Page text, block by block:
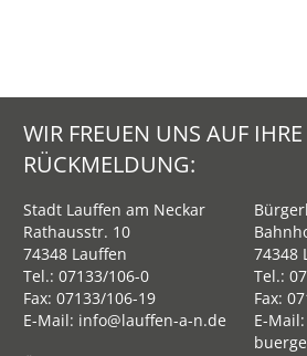
WIR FREUEN UNS AUF IHRE
RÜCKMELDUNG:
Stadt Lauffen am Neckar
Rathausstr. 10
74348 Lauffen
Tel.: 07133/106-0
Fax: 07133/106-19
E-Mail: info@lauffen-a-n.de
74348
Tel.:
Fax:
E-Mail: